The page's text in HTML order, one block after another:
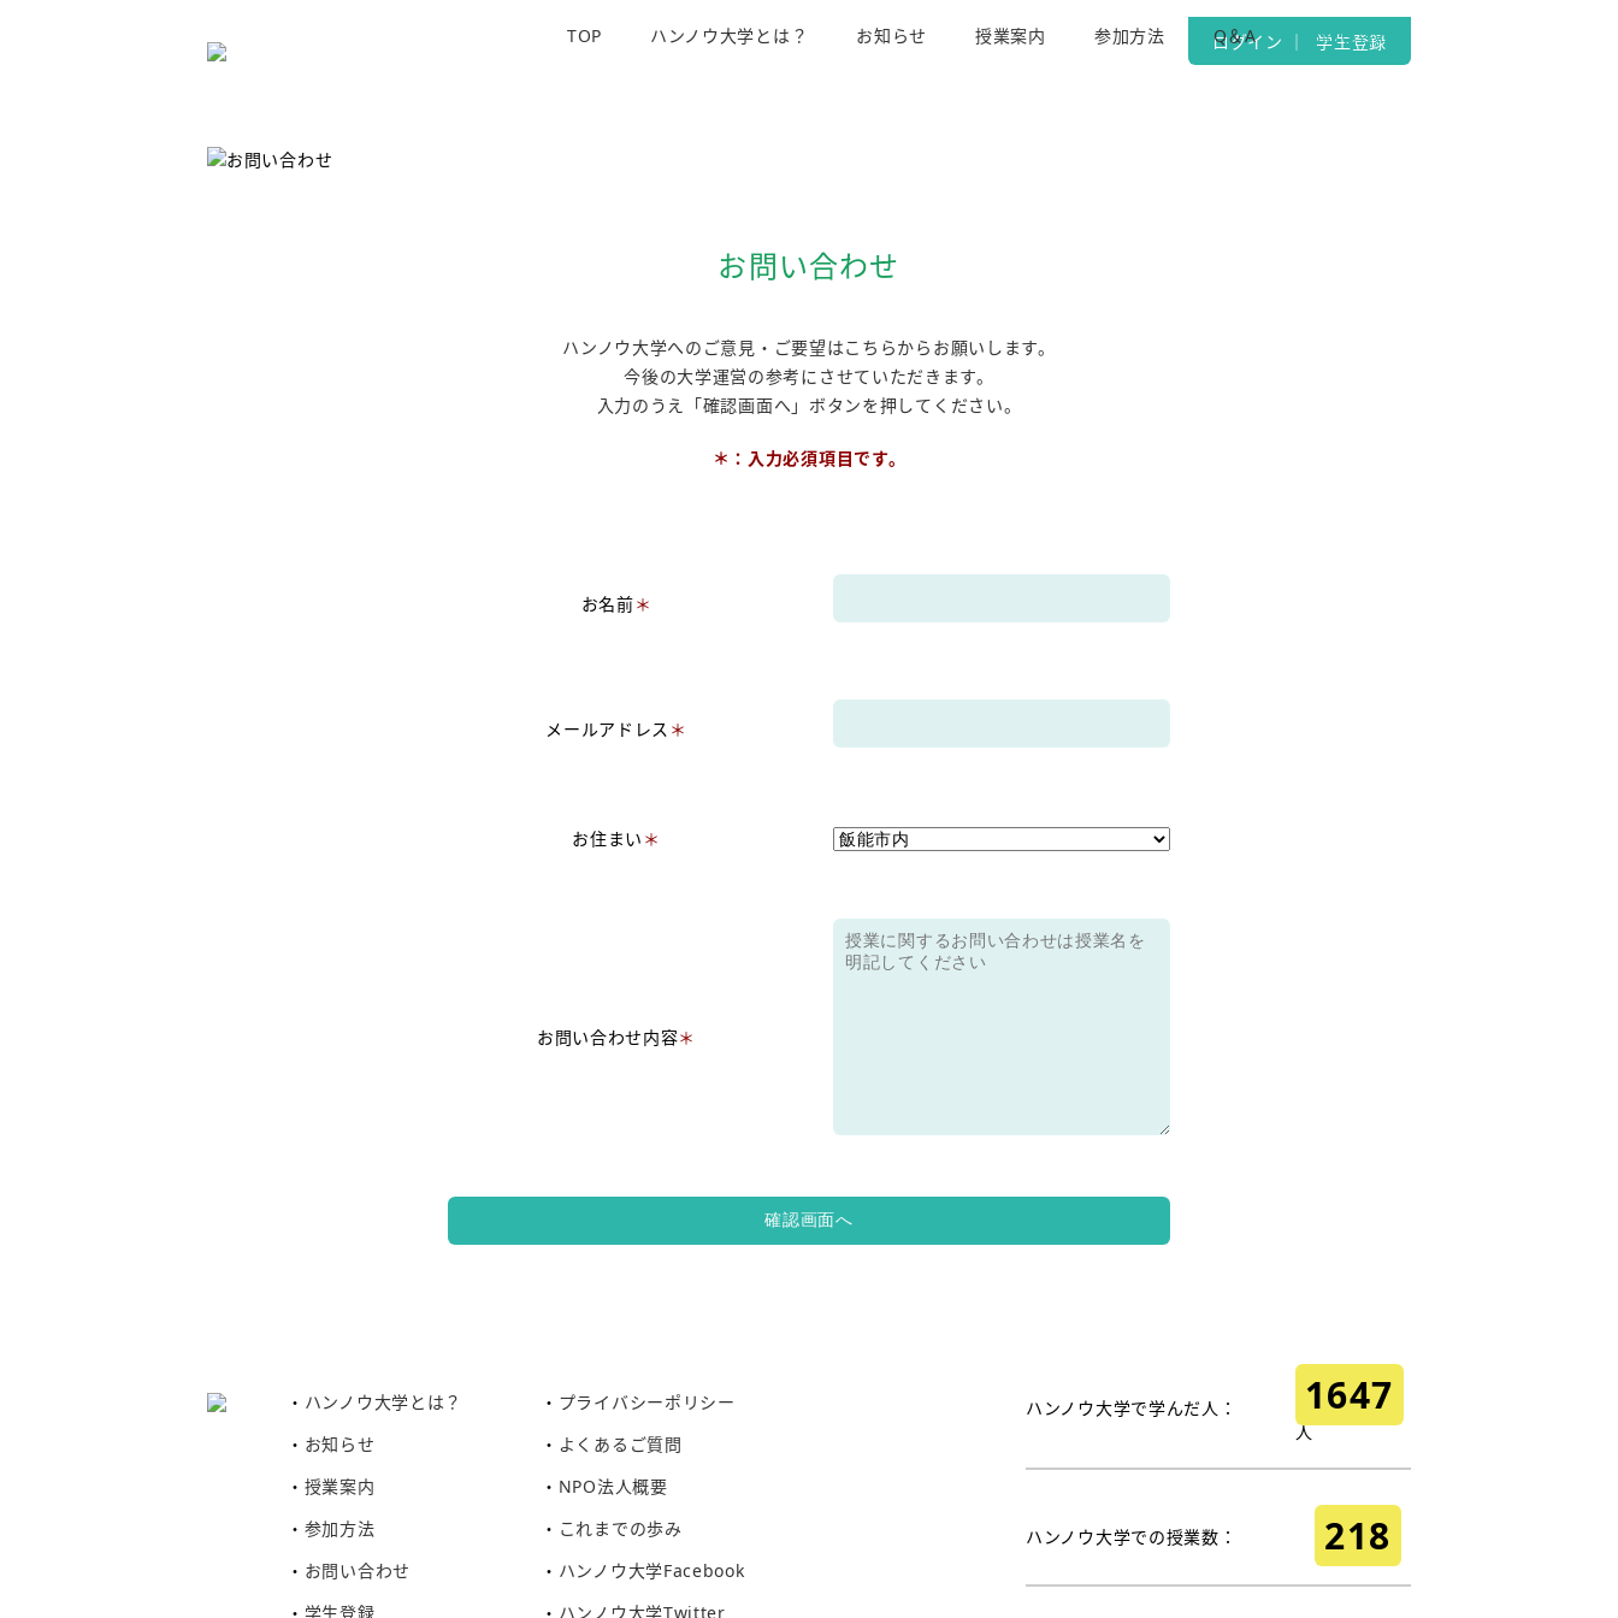
ログイン ｜ 学生登録
TOP ハンノウ大学とは？ お知らせ 授業案内 参加方法 Q＆A お問い合わせ
お問い合わせ
ハンノウ大学へのご意見・ご要望はこちらからお願いします。
今後の大学運営の参考にさせていただきます。
入力のうえ「確認画面へ」ボタンを押してください。
＊：入力必須項目です。
お名前＊
メールアドレス ＊
お住まい ＊
お問い合わせ内容＊
ハンノウ大学とは？
お知らせ
授業案内
参加方法
お問い合わせ
学生登録
プライバシーポリシー
よくあるご質問
NPO法人概要
これまでの歩み
ハンノウ大学Facebook
ハンノウ大学Twitter
ハンノウ大学で学んだ人： 1647
人
ハンノウ大学での授業数： 218